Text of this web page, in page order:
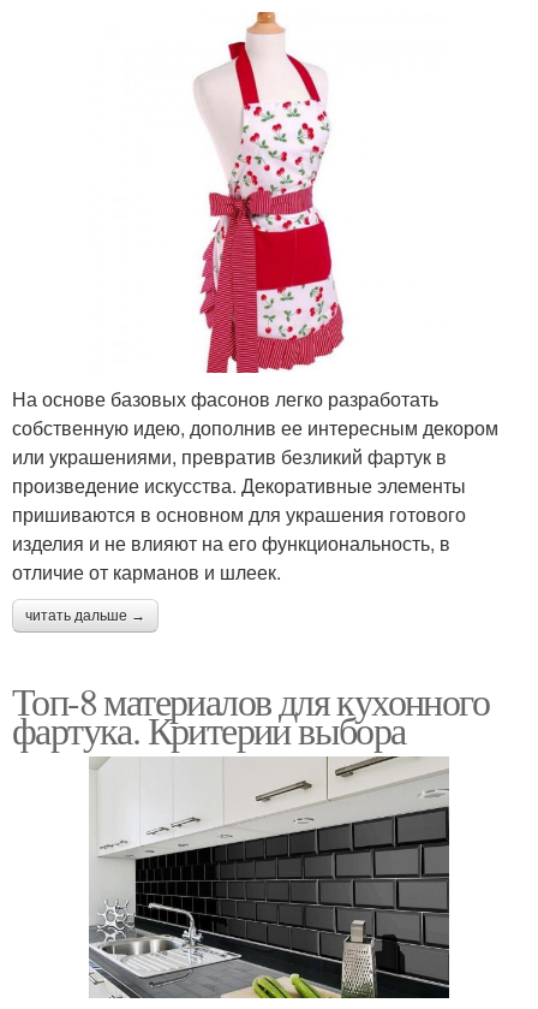
На основе базовых фасонов легко разработать
собственную идею, дополнив ее интересным декором
или украшениями, превратив безликий фартук в
произведение искусства. Декоративные элементы
пришиваются в основном для украшения готового
изделия и не влияют на его функциональность, в
отличие от карманов и шлеек.
читать дальше →
Топ-8 материалов для кухонного
фартука. Критерии выбора